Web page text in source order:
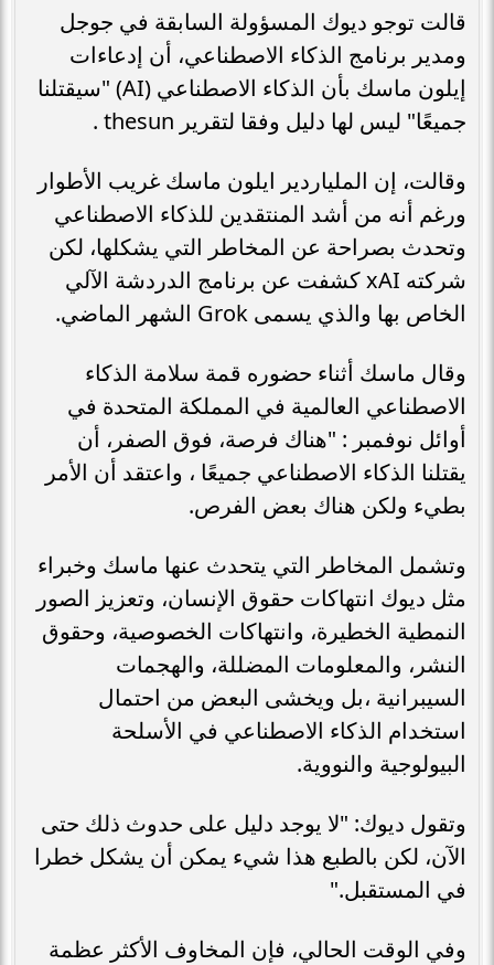
قالت توجو ديوك المسؤولة السابقة في جوجل
ومدير برنامج الذكاء الاصطناعي، أن إدعاءات
إيلون ماسك بأن الذكاء الاصطناعي (AI) "سيقتلنا
جميعًا" ليس لها دليل وفقا لتقرير thesun .
وقالت، إن الملياردير ايلون ماسك غريب الأطوار
ورغم أنه من أشد المنتقدين للذكاء الاصطناعي
وتحدث بصراحة عن المخاطر التي يشكلها، لكن
شركته xAI كشفت عن برنامج الدردشة الآلي
الخاص بها والذي يسمى Grok الشهر الماضي.
وقال ماسك أثناء حضوره قمة سلامة الذكاء
الاصطناعي العالمية في المملكة المتحدة في
أوائل نوفمبر : "هناك فرصة، فوق الصفر، أن
يقتلنا الذكاء الاصطناعي جميعًا ، واعتقد أن الأمر
بطيء ولكن هناك بعض الفرص.
وتشمل المخاطر التي يتحدث عنها ماسك وخبراء
مثل ديوك انتهاكات حقوق الإنسان، وتعزيز الصور
النمطية الخطيرة، وانتهاكات الخصوصية، وحقوق
النشر، والمعلومات المضللة، والهجمات
السيبرانية ،بل ويخشى البعض من احتمال
استخدام الذكاء الاصطناعي في الأسلحة
البيولوجية والنووية.
وتقول ديوك: "لا يوجد دليل على حدوث ذلك حتى
الآن، لكن بالطبع هذا شيء يمكن أن يشكل خطرا
في المستقبل."
وفي الوقت الحالي، فإن المخاوف الأكثر عظمة